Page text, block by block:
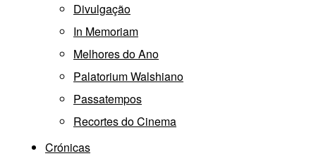
Divulgação
In Memoriam
Melhores do Ano
Palatorium Walshiano
Passatempos
Recortes do Cinema
Crónicas